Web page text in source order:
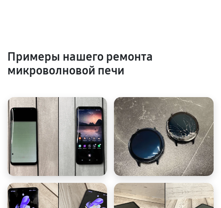
Примеры нашего ремонта
микроволновой печи